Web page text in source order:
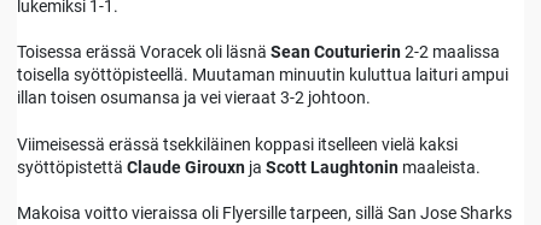
lukemiksi 1-1.
Toisessa erässä Voracek oli läsnä Sean Couturierin2-2 maalissa
toisella syöttöpisteellä. Muutaman minuutin kuluttua laituri ampui
illan toisen osumansa ja vei vieraat 3-2 johtoon.
Viimeisessä erässä tsekkiläinen koppasi itselleen vielä kaksi
syöttöpistettä Claude Girouxn ja Scott Laughtonin maaleista.
Makoisa voitto vieraissa oli Flyersille tarpeen, sillä San Jose Sharks